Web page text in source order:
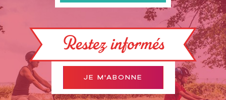
Restez informés
JE M'ABONNE